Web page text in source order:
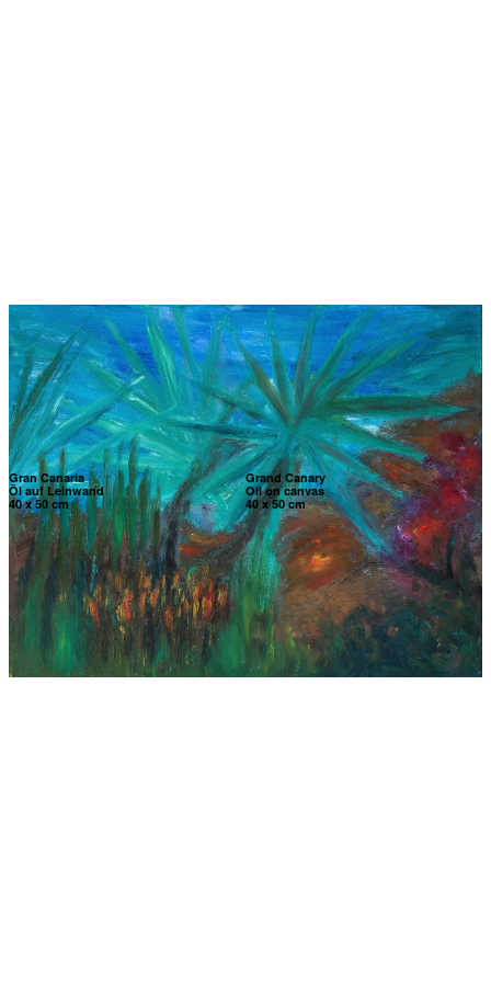
Gran Canaria
Öl auf Leinwand
40 x 50 cm
Grand Canary
Oil on canvas
40 x 50 cm